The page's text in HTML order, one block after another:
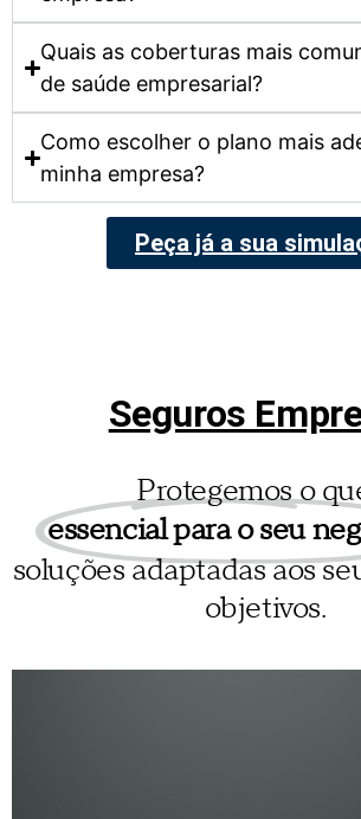
Quais as coberturas mais
de saúde empresarial?
Como escolher o plano mais
minha empresa?
Peça já a sua
Seguros
Protegemos o
essencial para o seu
soluções adaptadas aos
objetivos.